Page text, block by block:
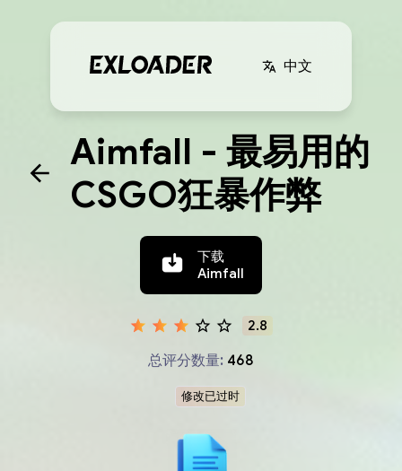
中文
Aimfall - 最易用的
CSGO狂暴作弊
下载
Aimfall
2.8
总评分数量: 468
修改已过时